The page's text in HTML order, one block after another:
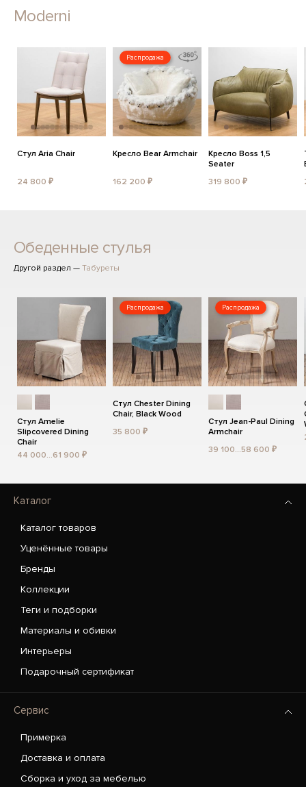
Moderni
Стул Aria Chair
24 800 ₽
Распродажа
Кресло Bear Armchair
162 200 ₽
Кресло Boss 1,5
Seater
319 800 ₽
Обеденные стулья
Другой раздел — Табуреты
Стул Amelie
Slipcovered Dining
Chair
44 000...61 900 ₽
Распродажа
Стул Chester Dining
Chair, Black Wood
35 800 ₽
Распродажа
Стул Jean-Paul Dining
Armchair
39 100...58 600 ₽
Каталог
Каталог товаров
Уценённые товары
Бренды
Коллекции
Теги и подборки
Материалы и обивки
Интерьеры
Подарочный сертификат
Сервис
Примерка
Доставка и оплата
Сборка и уход за мебелью